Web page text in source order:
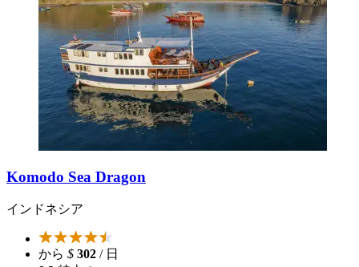
Komodo Sea Dragon
インドネシア
から $ 302 / 日